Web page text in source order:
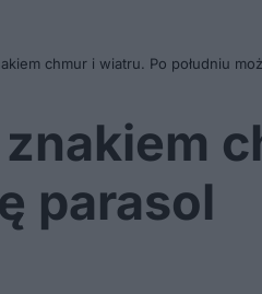
chmur i wiatru. Po południu
parasol